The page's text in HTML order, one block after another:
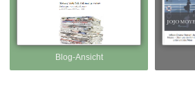
Blog-Ansicht